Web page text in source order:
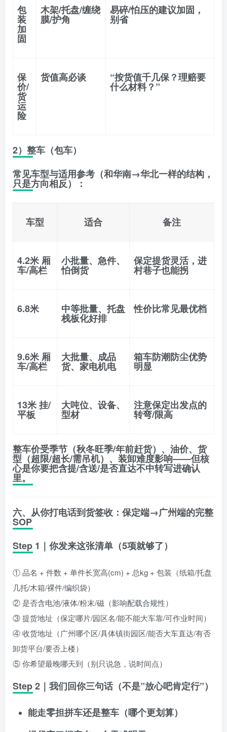
包
装
加
固
木架/托盘/缠绕
膜/护角
易碎/怕压的建议加固，
别省
保
价/
货
运
险
货值高必谈 “按货值千几保？理赔要
什么材料？”
2）整车（包车）
常见车型与适用参考（和华南→华北一样的结构，
只是方向相反）：
车型 适合 备注
4.2米 厢
车/高栏
小批量、急件、
怕倒货
保定提货灵活，进
村巷子也能拐
6.8米 中等批量、托盘
栈板化好排
性价比常见最优档
9.6米 厢
车/高栏
大批量、成品
货、家电机电
箱车防潮防尘优势
明显
13米 挂/
平板
大吨位、设备、
型材
注意保定出发点的
转弯/限高
整车价受季节（秋冬旺季/年前赶货）、油价、货
型（超限/超长/需吊机）、装卸难度影响——但核
心是你要把含提/含送/是否直达不中转写进确认
里。
六、从你打电话到货签收：保定端→广州端的完整
SOP
Step 1｜你发来这张清单（5项就够了）
① 品名 + 件数 + 单件长宽高(cm) + 总kg + 包装（纸箱/托盘
几托/木箱/裸件/编织袋）
② 是否含电池/液体/粉末/磁（影响配载合规性）
③ 提货地址（保定哪片/园区名/能不能大车靠/可作业时间）
④ 收货地址（广州哪个区/具体镇街园区/能否大车直达/有否
卸货平台/要否上楼）
⑤ 你希望最晚哪天到（别只说急，说时间点）
Step 2｜我们回你三句话（不是”放心吧肯定行”）
能走零担拼车还是整车 （哪个更划算）